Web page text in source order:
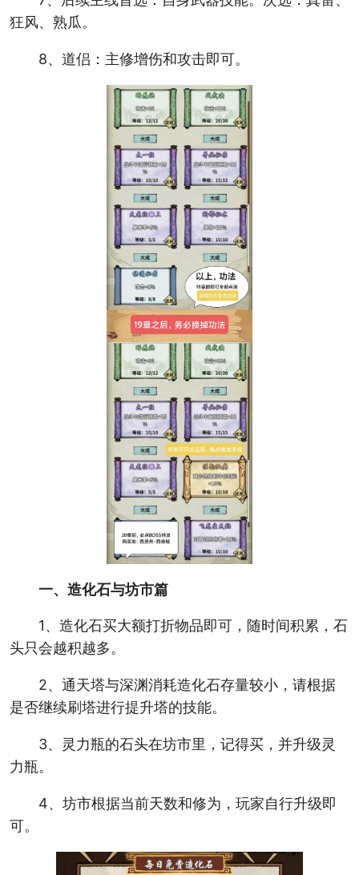
狂风、熟瓜。
8、道侣：主修增伤和攻击即可。
一、造化石与坊市篇
1、造化石买大额打折物品即可，随时间积累，石
头只会越积越多。
2、通天塔与深渊消耗造化石存量较小，请根据
是否继续刷塔进行提升塔的技能。
3、灵力瓶的石头在坊市里，记得买，并升级灵
力瓶。
4、坊市根据当前天数和修为，玩家自行升级即
可。